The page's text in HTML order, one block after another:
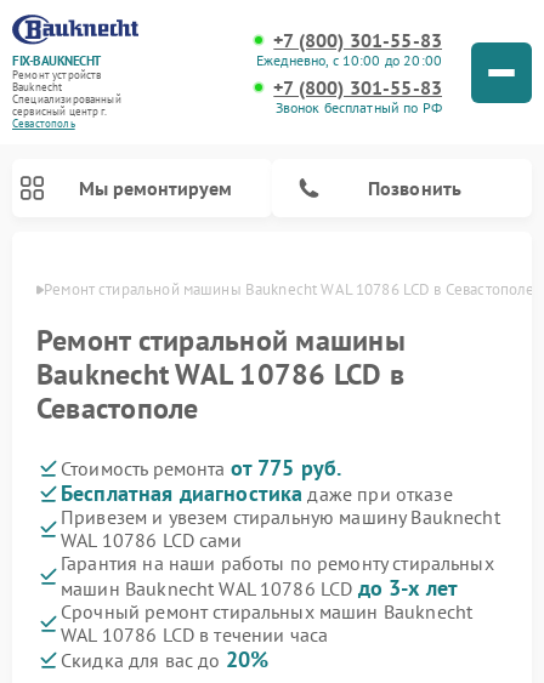
FIX-BAUKNECHT
Ремонт устройств
Bauknecht
Специализированный
cервисный центр г.
Севастополь
+7 (800) 301-55-83
Ежедневно, с 10:00 до 20:00
+7 (800) 301-55-83
Звонок бесплатный по РФ
Мы ремонтируем Позвонить
Ремонт стиральной машины Bauknecht WAL 10786 LCD в Севастополе
Ремонт стиральной машины
Bauknecht WAL 10786 LCD в
Севастополе
Стоимость ремонта от 775 руб.
Бесплатная диагностика даже при отказе
Привезем и увезем стиральную машину Bauknecht
WAL 10786 LCD сами
Гарантия на наши работы по ремонту стиральных
машин Bauknecht WAL 10786 LCD до 3-х лет
Срочный ремонт стиральных машин Bauknecht
WAL 10786 LCD в течении часа
Скидка для вас до 20%